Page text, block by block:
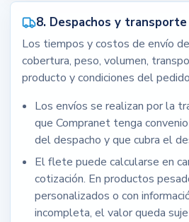
8. Despachos y transporte
Los tiempos y costos de envío
cobertura, peso, volumen,
producto y condiciones del
Los envíos se realizan por la
que Compranet tenga
del despacho y que cubra el
El flete puede calcularse en
cotización. En productos
personalizados o con
incompleta, el valor queda